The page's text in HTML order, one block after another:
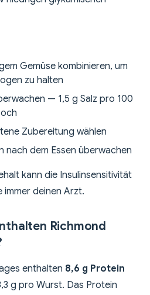
Gemüse kombinieren, um
zu halten
— 1,5 g Salz pro 100
Zubereitung wählen
nach dem Essen überwachen
kann die Insulinsensitivität
immer deinen Arzt.
Richmond
enthalten 8,6 g Protein
g pro Wurst. Das Protein